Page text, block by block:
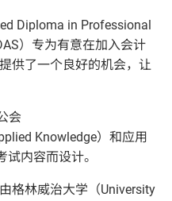
Diploma in Professional
）专为有意在加入会计
供了一个良好的机会，让
会
Knowledge）和应用
内容而设计。
格林威治大学（University